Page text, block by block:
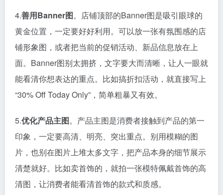
4.善用Banner图。店铺顶部的Banner图是吸引眼球的
黄金位置，一定要好好利用。可以放一张有氛围感的店
铺形象图，或者把当前的促销活动、新品信息放在上
面。Banner图别太拥挤，文字要大而清晰，让人一眼就
能看清你想表达的重点。比如搞折扣活动，就直接写上
“30% Off Today Only”，简单粗暴又有效。
5.优化产品主图。产品主图是消费者接触到产品的第一
印象，一定要高清、明亮、突出重点。别用模糊的图
片，也别在图片上堆太多文字，把产品本身的细节展示
清楚就好。比如卖首饰的，就拍一张模特佩戴首饰的高
清图，让消费者能看清首饰的款式和质感。